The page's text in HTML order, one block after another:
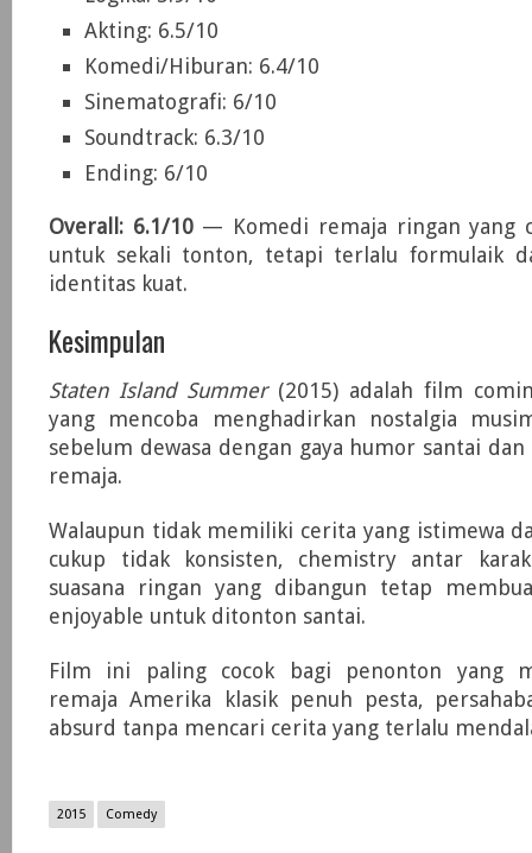
Akting: 6.5/10
Komedi/Hiburan: 6.4/10
Sinematografi: 6/10
Soundtrack: 6.3/10
Ending: 6/10
Overall: 6.1/10— Komedi remaja ringan yang
untuk sekali tonton, tetapi terlalu formulaik
identitas kuat.
Kesimpulan
Staten Island Summer(2015) adalah film
yang mencoba menghadirkan nostalgia
sebelum dewasa dengan gaya humor santai dan
remaja.
Walaupun tidak memiliki cerita yang istimewa
cukup tidak konsisten, chemistry antar
suasana ringan yang dibangun tetap
enjoyable untuk ditonton santai.
Film ini paling cocok bagi penonton yang
remaja Amerika klasik penuh pesta,
absurd tanpa mencari cerita yang terlalu
2015 Comedy